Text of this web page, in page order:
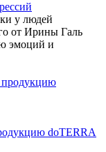
у людей
от Ирины Галь
эмоций и
doTERRA